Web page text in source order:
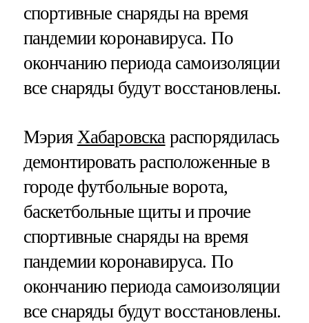
спортивные снаряды на время
пандемии коронавируса. По
окончанию периода самоизоляции
все снаряды будут восстановлены.
Мэрия Хабаровскараспорядилась
демонтировать расположенные в
городе футбольные ворота,
баскетбольные щиты и прочие
спортивные снаряды на время
пандемии коронавируса. По
окончанию периода самоизоляции
все снаряды будут восстановлены.